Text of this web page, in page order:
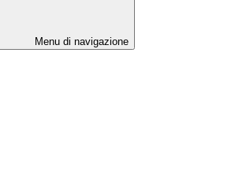
Menu di navigazione